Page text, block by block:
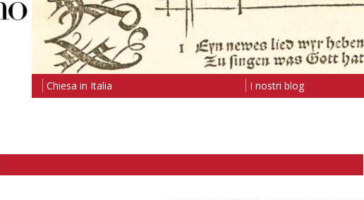
Chiesa in Italia I nostri blog